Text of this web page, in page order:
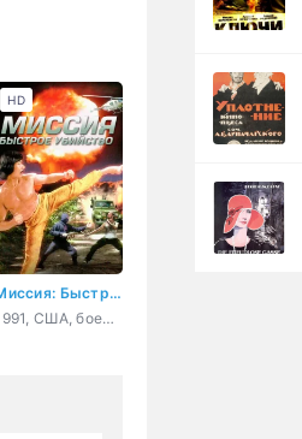
Миссия: Быстрое убийство
1991, США, боевик, приключения
HD